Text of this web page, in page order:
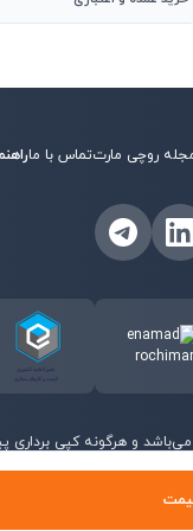
روچی مارتتماس با ما
و هرگونه کپی برداری
حقوق محفوظ است.